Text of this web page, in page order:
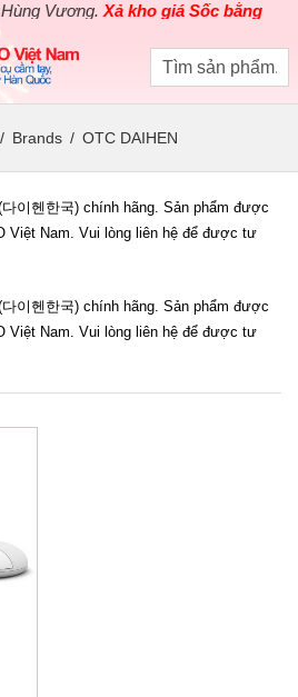
Vương.Xả kho giá Sốc bằng giá
/ Brands / OTC DAIHEN
이헨한국) chính hãng. Sản phẩm được
Việt Nam. Vui lòng liên hệ để được tư
이헨한국) chính hãng. Sản phẩm được
Việt Nam. Vui lòng liên hệ để được tư